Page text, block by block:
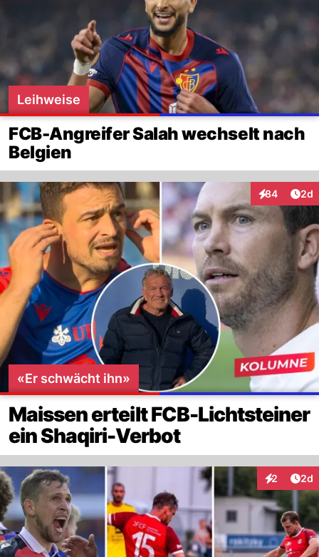
Leihweise
FCB-Angreifer Salah wechselt nach
Belgien
84
Interaktionen
2d
«Er schwächt ihn»
Maissen erteilt FCB-Lichtsteiner
ein Shaqiri-Verbot
2 2d